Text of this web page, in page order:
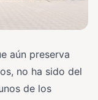
aún preserva
no ha sido del
de los